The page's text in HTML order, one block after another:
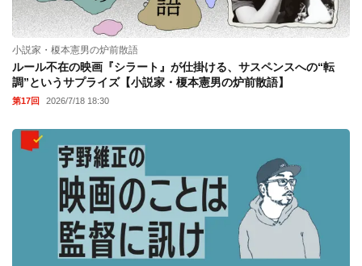
小説家・榎本憲男の炉前散語
ルール不在の映画『シラート』が仕掛ける、サスペンスへの“転
調”というサプライズ【小説家・榎本憲男の炉前散語】
第17回 2026/7/18 18:30